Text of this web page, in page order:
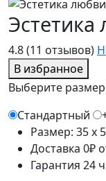
4.8(11 отзывов)
В избранное
Выберите размер
Стандартный
Размер: 35 x
Доставка 0₽
Гарантия 24